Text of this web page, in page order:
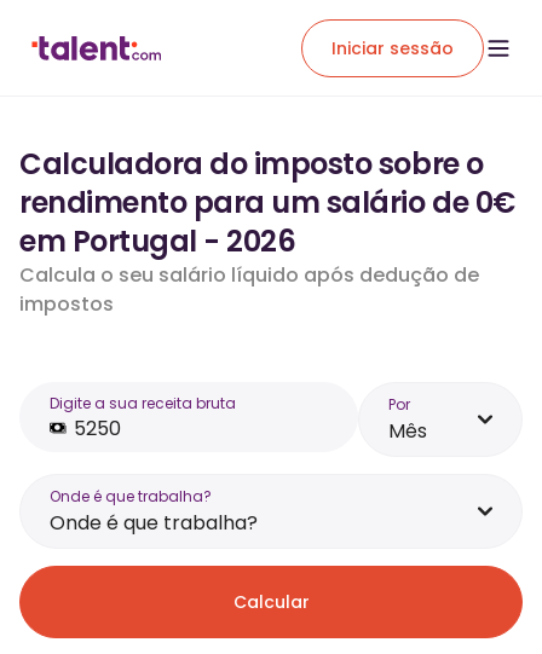
Iniciar sessão
Calculadora do imposto sobre o
rendimento para um salário de 0€
em Portugal - 2026
Calcula o seu salário líquido após dedução de
impostos
Digite a sua receita bruta Por
Mês
Onde é que trabalha?
Onde é que trabalha?
Calcular